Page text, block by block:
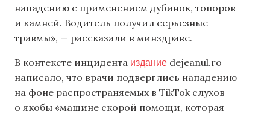
нападению с применением дубинок, топоров
и камней. Водитель получил серьезные
травмы», — рассказали в минздраве.
В контексте инцидента издание dejeanul.ro
написало, что врачи подверглись нападению
на фоне распространяемых в TikTok слухов
о якобы «машине скорой помощи, которая